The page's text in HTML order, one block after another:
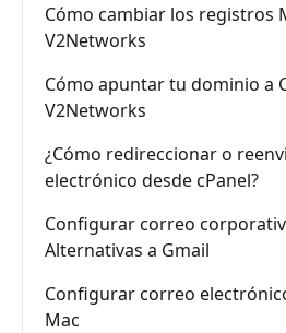
Cómo cambiar los registros
V2Networks
Cómo apuntar tu dominio a
V2Networks
¿Cómo redireccionar o
electrónico desde cPanel?
Configurar correo
Alternativas a Gmail
Configurar correo
Mac